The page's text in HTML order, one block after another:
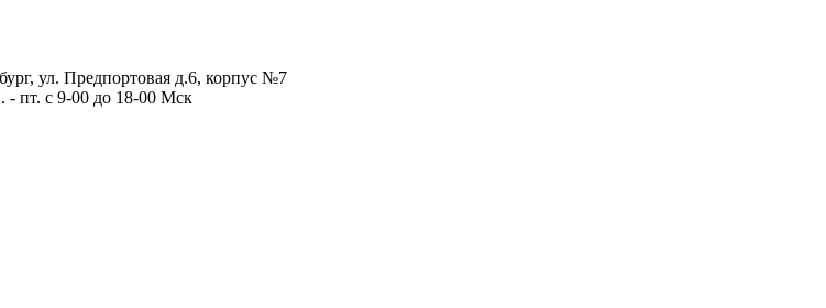
ул. Предпортовая д.6, корпус №7
- пт. с 9-00 до 18-00 Мск